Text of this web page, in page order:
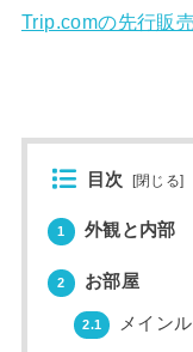
Trip.comの先行販
目次 [閉じる]
1 外観と内部
2 お部屋
2.1 メイン